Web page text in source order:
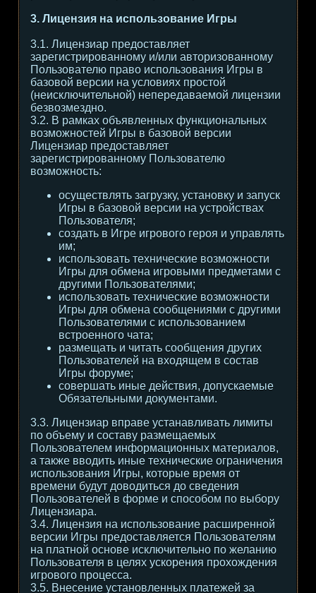
3. Лицензия на использование Игры
3.1. Лицензиар предоставляет
зарегистрированному и/или авторизованному
Пользователю право использования Игры в
базовой версии на условиях простой
(неисключительной) непередаваемой лицензии
безвозмездно.
3.2. В рамках объявленных функциональных
возможностей Игры в базовой версии
Лицензиар предоставляет
зарегистрированному Пользователю
возможность:
осуществлять загрузку, установку и запуск
Игры в базовой версии на устройствах
Пользователя;
создать в Игре игрового героя и управлять
им;
использовать технические возможности
Игры для обмена игровыми предметами с
другими Пользователями;
использовать технические возможности
Игры для обмена сообщениями с другими
Пользователями с использованием
встроенного чата;
размещать и читать сообщения других
Пользователей на входящем в состав
Игры форуме;
совершать иные действия, допускаемые
Обязательными документами.
3.3. Лицензиар вправе устанавливать лимиты
по объему и составу размещаемых
Пользователем информационных материалов,
а также вводить иные технические ограничения
использования Игры, которые время от
времени будут доводиться до сведения
Пользователей в форме и способом по выбору
Лицензиара.
3.4. Лицензия на использование расширенной
версии Игры предоставляется Пользователям
на платной основе исключительно по желанию
Пользователя в целях ускорения прохождения
игрового процесса.
3.5. Внесение установленных платежей за